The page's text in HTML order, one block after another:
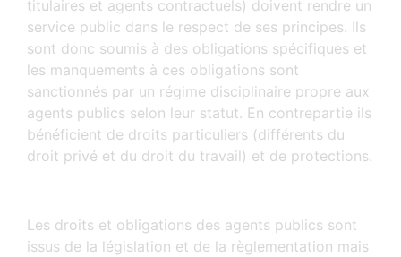
titulaires et agents contractuels) doivent rendre un
service public dans le respect de ses principes. Ils
sont donc soumis à des obligations spécifiques et
les manquements à ces obligations sont
sanctionnés par un régime disciplinaire propre aux
agents publics selon leur statut. En contrepartie ils
bénéficient de droits particuliers (différents du
droit privé et du droit du travail) et de protections.
Les droits et obligations des agents publics sont
issus de la législation et de la règlementation mais